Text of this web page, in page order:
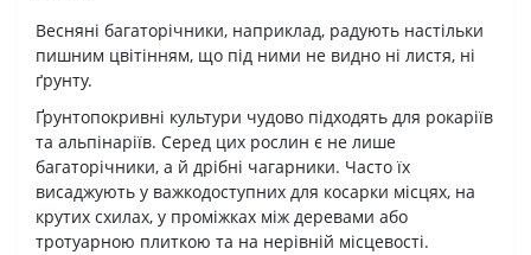
Весняні багаторічники, наприклад, радують настільки
пишним цвітінням, що під ними не видно ні листя, ні
ґрунту.
Ґрунтопокривні культури чудово підходять для рокаріїв
та альпінаріїв. Серед цих рослин є не лише
багаторічники, а й дрібні чагарники. Часто їх
висаджують у важкодоступних для косарки місцях, на
крутих схилах, у проміжках між деревами або
тротуарною плиткою та на нерівній місцевості.